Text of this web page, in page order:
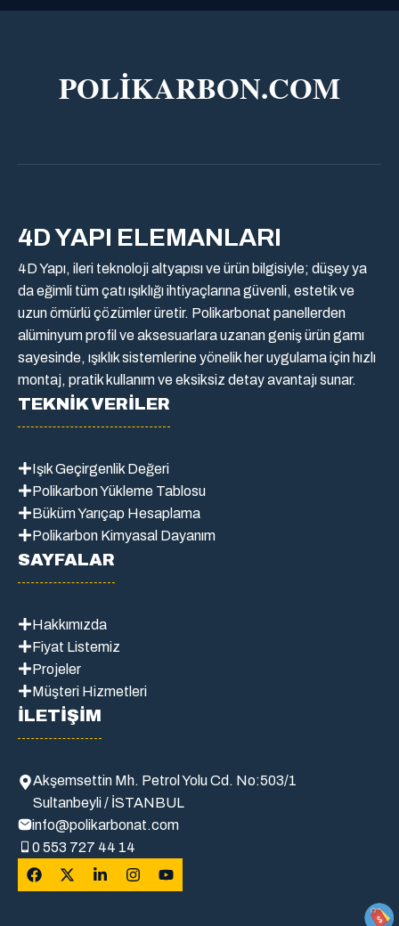
POLİKARBON.COM
4D YAPI ELEMANLARI
4D Yapı, ileri teknoloji altyapısı ve ürün bilgisiyle; düşey ya
da eğimli tüm çatı ışıklığı ihtiyaçlarına güvenli, estetik ve
uzun ömürlü çözümler üretir. Polikarbonat panellerden
alüminyum profil ve aksesuarlara uzanan geniş ürün gamı
sayesinde, ışıklık sistemlerine yönelik her uygulama için hızlı
montaj, pratik kullanım ve eksiksiz detay avantajı sunar.
TEKNİK VERİLER
Işık Geçirgenlik Değeri
Polikarbon Yükleme Tablosu
Büküm Yarıçap Hesaplama
Polikarbon Kimyasal Dayanım
SAYFALAR
Hakkımızda
Fiyat Listemiz
Projeler
Müşteri Hizmetleri
İLETİŞİM
Akşemsettin Mh. Petrol Yolu Cd. No:503/1
Sultanbeyli / İSTANBUL
info@polikarbonat.com
0 553 727 44 14